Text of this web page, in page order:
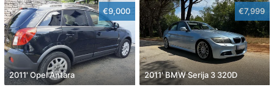
€9,000
2011' Opel Antara
€7,999
2011' BMW Serija 3 320D